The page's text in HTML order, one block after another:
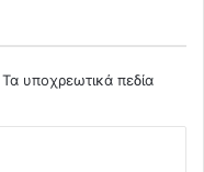
Τα υποχρεωτικά πεδία